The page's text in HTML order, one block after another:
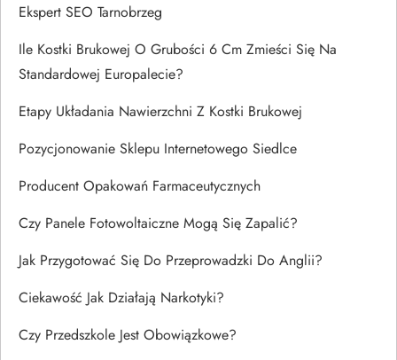
Ekspert SEO Tarnobrzeg
Ile Kostki Brukowej O Grubości 6 Cm Zmieści Się Na
Standardowej Europalecie?
Etapy Układania Nawierzchni Z Kostki Brukowej
Pozycjonowanie Sklepu Internetowego Siedlce
Producent Opakowań Farmaceutycznych
Czy Panele Fotowoltaiczne Mogą Się Zapalić?
Jak Przygotować Się Do Przeprowadzki Do Anglii?
Ciekawość Jak Działają Narkotyki?
Czy Przedszkole Jest Obowiązkowe?